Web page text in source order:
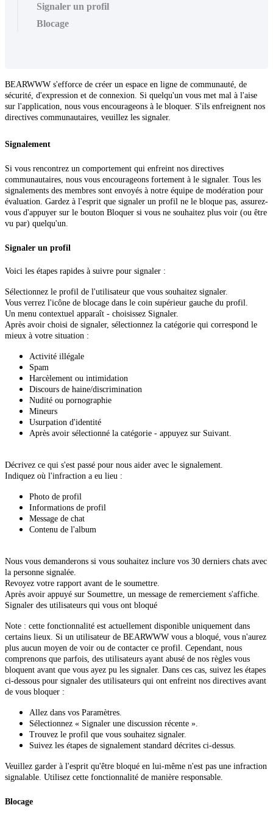
Signaler un profil
Blocage
BEARWWW s'efforce de créer un espace en ligne de communauté, de
sécurité, d'expression et de connexion. Si quelqu'un vous met mal à l'aise
sur l'application, nous vous encourageons à le bloquer. S'ils enfreignent nos
directives communautaires, veuillez les signaler.
Signalement
Si vous rencontrez un comportement qui enfreint nos directives
communautaires, nous vous encourageons fortement à le signaler. Tous les
signalements des membres sont envoyés à notre équipe de modération pour
évaluation. Gardez à l'esprit que signaler un profil ne le bloque pas, assurez-
vous d'appuyer sur le bouton Bloquer si vous ne souhaitez plus voir (ou être
vu par) quelqu'un.
Signaler un profil
Voici les étapes rapides à suivre pour signaler :
Sélectionnez le profil de l'utilisateur que vous souhaitez signaler.
Vous verrez l'icône de blocage dans le coin supérieur gauche du profil.
Un menu contextuel apparaît - choisissez Signaler.
Après avoir choisi de signaler, sélectionnez la catégorie qui correspond le
mieux à votre situation :
Activité illégale
Spam
Harcèlement ou intimidation
Discours de haine/discrimination
Nudité ou pornographie
Mineurs
Usurpation d'identité
Après avoir sélectionné la catégorie - appuyez sur Suivant.
Décrivez ce qui s'est passé pour nous aider avec le signalement.
Indiquez où l'infraction a eu lieu :
Photo de profil
Informations de profil
Message de chat
Contenu de l'album
Nous vous demanderons si vous souhaitez inclure vos 30 derniers chats avec
la personne signalée.
Revoyez votre rapport avant de le soumettre.
Après avoir appuyé sur Soumettre, un message de remerciement s'affiche.
Signaler des utilisateurs qui vous ont bloqué
Note : cette fonctionnalité est actuellement disponible uniquement dans
certains lieux. Si un utilisateur de BEARWWW vous a bloqué, vous n'aurez
plus aucun moyen de voir ou de contacter ce profil. Cependant, nous
comprenons que parfois, des utilisateurs ayant abusé de nos règles vous
bloquent avant que vous ayez pu les signaler. Dans ces cas, suivez les étapes
ci-dessous pour signaler des utilisateurs qui ont enfreint nos directives avant
de vous bloquer :
Allez dans vos Paramètres.
Sélectionnez « Signaler une discussion récente ».
Trouvez le profil que vous souhaitez signaler.
Suivez les étapes de signalement standard décrites ci-dessus.
Veuillez garder à l'esprit qu'être bloqué en lui-même n'est pas une infraction
signalable. Utilisez cette fonctionnalité de manière responsable.
Blocage